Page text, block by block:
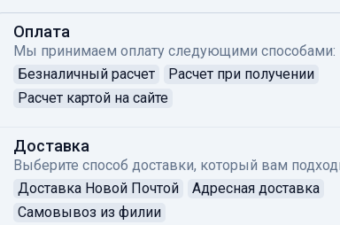
Оплата
Мы принимаем оплату следующими способами:
Безналичный расчет
Расчет при получении
Расчет картой на сайте
Доставка
Выберите способ доставки, который вам
Доставка Новой Почтой
Адресная доставка
Самовывоз из филии